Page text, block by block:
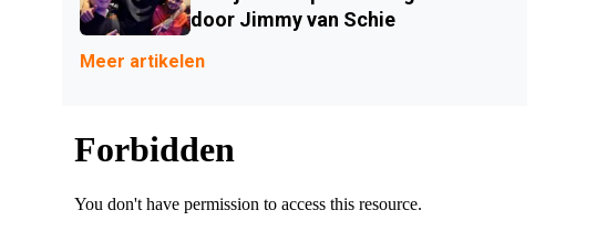
door Jimmy van Schie
Meer artikelen